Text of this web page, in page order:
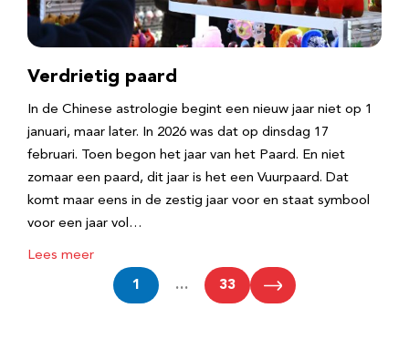
Verdrietig paard
In de Chinese astrologie begint een nieuw jaar niet op 1
januari, maar later. In 2026 was dat op dinsdag 17
februari. Toen begon het jaar van het Paard. En niet
zomaar een paard, dit jaar is het een Vuurpaard. Dat
komt maar eens in de zestig jaar voor en staat symbool
voor een jaar vol…
Lees meer
1 … 33